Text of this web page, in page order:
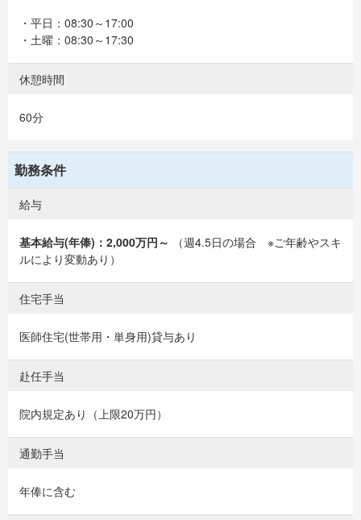
・平日：08:30～17:00
・土曜：08:30～17:30
休憩時間
60分
勤務条件
給与
基本給与(年俸)：2,000万円～ （週4.5日の場合 ※ご年齢やスキ
ルにより変動あり）
住宅手当
医師住宅(世帯用・単身用)貸与あり
赴任手当
院内規定あり（上限20万円）
通勤手当
年俸に含む